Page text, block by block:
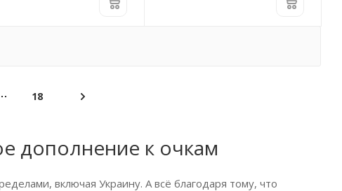
18
дополнение к очкам
включая Украину. А всё благодаря тому, что